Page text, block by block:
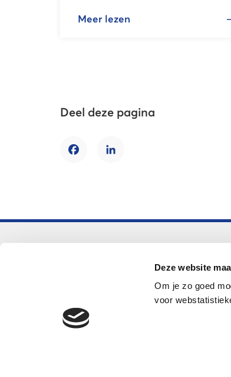
Deze website
Om je zo goed
voor
Meer lezen
Deel deze pagina
FacebookLinkedIn